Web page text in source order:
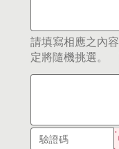
請填寫相應之內
定將隨機挑選。